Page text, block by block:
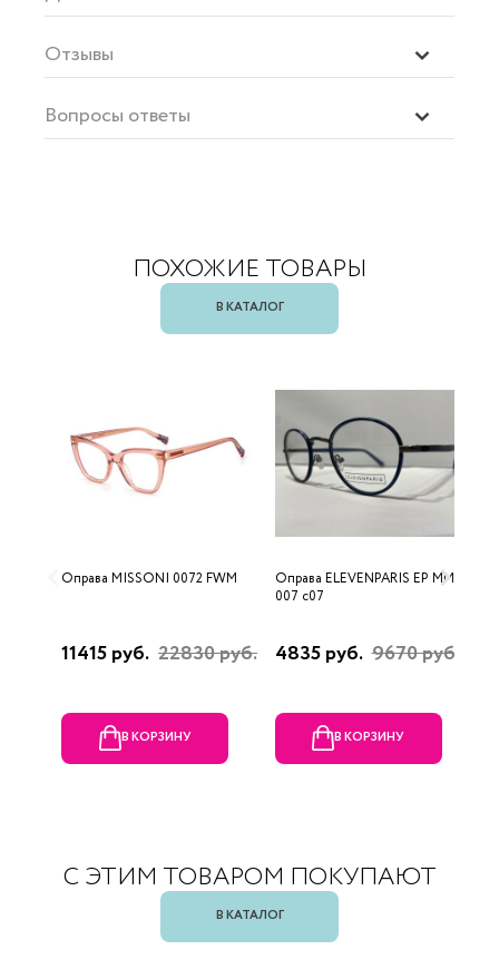
Отзывы
Вопросы ответы
ПОХОЖИЕ ТОВАРЫ
В КАТАЛОГ
Оправа MISSONI 0072 FWM
11415 руб. 22830 руб.
В КОРЗИНУ
Оправа ELEVENPARIS EP MM
007 c07
4835 руб. 9670 руб.
В КОРЗИНУ
С ЭТИМ ТОВАРОМ ПОКУПАЮТ
В КАТАЛОГ